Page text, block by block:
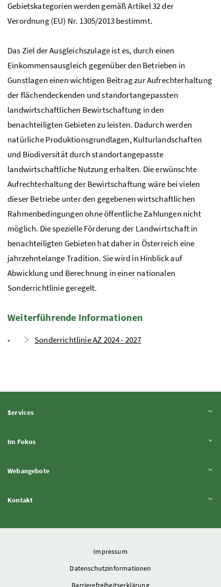
Gebietskategorien werden gemäß Artikel 32 der
Verordnung (EU) Nr. 1305/2013 bestimmt.
Das Ziel der Ausgleichszulage ist es, durch einen
Einkommensausgleich gegenüber den Betrieben in
Gunstlagen einen wichtigen Beitrag zur Aufrechterhaltung
der flächendeckenden und standortangepassten
landwirtschaftlichen Bewirtschaftung in den
benachteiligten Gebieten zu leisten. Dadurch werden
natürliche Produktionsgrundlagen, Kulturlandschaften
und Biodiversität durch standortangepasste
landwirtschaftliche Nutzung erhalten. Die erwünschte
Aufrechterhaltung der Bewirtschaftung wäre bei vielen
dieser Betriebe unter den gegebenen wirtschaftlichen
Rahmenbedingungen ohne öffentliche Zahlungen nicht
möglich. Die spezielle Förderung der Landwirtschaft in
benachteiligten Gebieten hat daher in Österreich eine
jahrzehntelange Tradition. Sie wird in Hinblick auf
Abwicklung und Berechnung in einer nationalen
Sonderrichtlinie geregelt.
Weiterführende Informationen
Sonderrichtlinie AZ 2024 - 2027
ServicesInhalt aufklappen
Im FokusInhalt aufklappen
WebangeboteInhalt aufklappen
KontaktInhalt aufklappen
Impressum
Datenschutzinformationen
Barrierefreiheitserklärung